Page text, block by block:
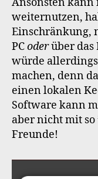
weiternutzen,
Einschränkung,
PCoderüber das
würde
machen, denn
einen lokalen
Software kann
aber nicht mit so
Freunde!